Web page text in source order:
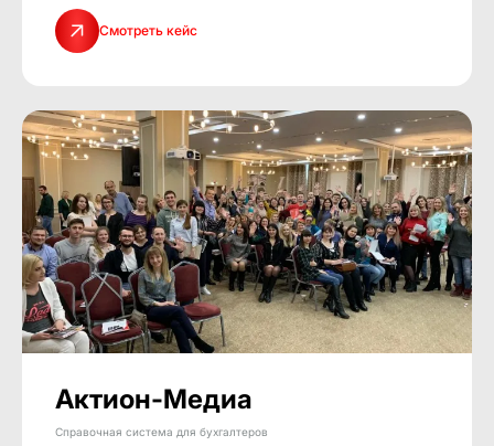
Смотреть кейс
Актион-Медиа
Справочная система для бухгалтеров